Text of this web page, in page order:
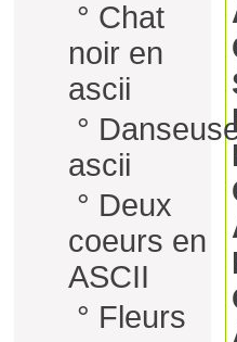
° Chat
noir en
ascii
°
ascii
° Deux
coeurs en
ASCII
° Fleurs